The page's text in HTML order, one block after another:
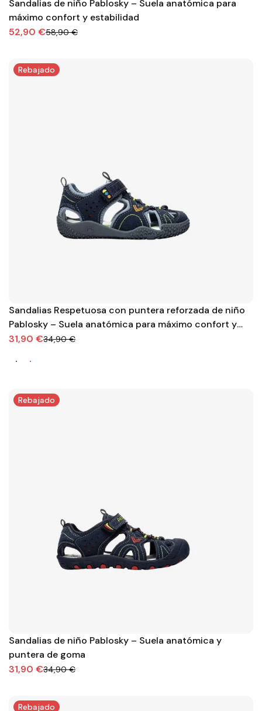
Sandalias de niño Pablosky – Suela anatómica para
máximo confort y estabilidad
52,90 €58,90 €
Rebajado
Sandalias Respetuosa con puntera reforzada de niño
Pablosky – Suela anatómica para máximo confort y
estabilidad
31,90 €34,90 €
Rebajado
Sandalias de niño Pablosky – Suela anatómica y
puntera de goma
31,90 €34,90 €
Rebajado